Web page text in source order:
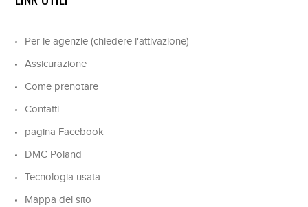
Per le agenzie (chiedere l'attivazione)
Assicurazione
Come prenotare
Contatti
pagina Facebook
DMC Poland
Tecnologia usata
Mappa del sito